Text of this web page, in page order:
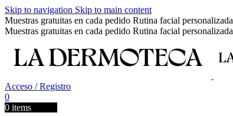
Skip to navigation Skip to main content
Muestras gratuitas en cada pedido Rutina facial personalizada
Muestras gratuitas en cada pedido Rutina facial personalizada
Acceso / Registro
0
0 items